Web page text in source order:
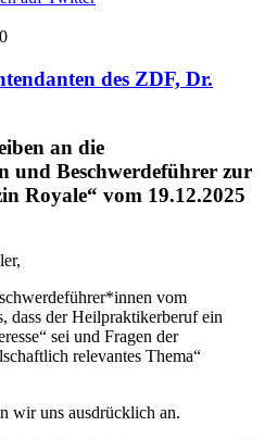
des ZDF, Dr.
an die
und Beschwerdeführer zur
Royale“ vom 19.12.2025
vom
dass der Heilpraktikerberuf ein
sei und Fragen der
relevantes Thema“
wir uns ausdrücklich an.